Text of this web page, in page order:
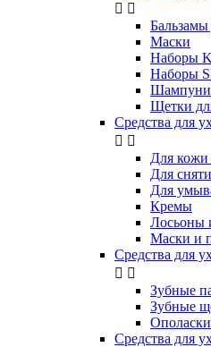
 
Бальзамы
Маски
Наборы
Наборы
Шампуни
Щетки
Средства для
 
Для кожи
Для
Для
Кремы
Лосьоны
Маски и
Средства для
 
Зубные
Зубные
Средства для